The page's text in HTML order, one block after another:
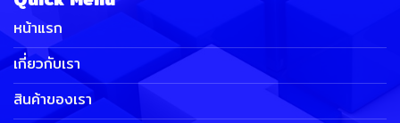
หน้าแรก
เกี่ยวกับเรา
สินค้าของเรา